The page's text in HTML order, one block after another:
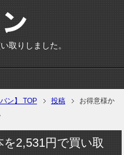
取りしました。
ン】 TOP 投稿
お得意様か
2,531円で買い取